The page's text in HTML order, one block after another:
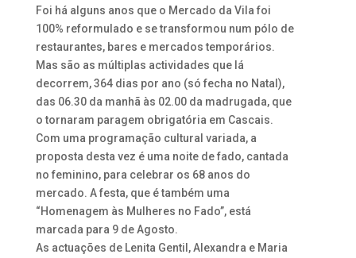
Foi há alguns anos que o Mercado da Vila foi
100% reformulado e se transformou num pólo de
restaurantes, bares e mercados temporários.
Mas são as múltiplas actividades que lá
decorrem, 364 dias por ano (só fecha no Natal),
das 06.30 da manhã às 02.00 da madrugada, que
o tornaram paragem obrigatória em Cascais.
Com uma programação cultural variada, a
proposta desta vez é uma noite de fado, cantada
no feminino, para celebrar os 68 anos do
mercado. A festa, que é também uma
“Homenagem às Mulheres no Fado”, está
marcada para 9 de Agosto.
As actuações de Lenita Gentil, Alexandra e Maria